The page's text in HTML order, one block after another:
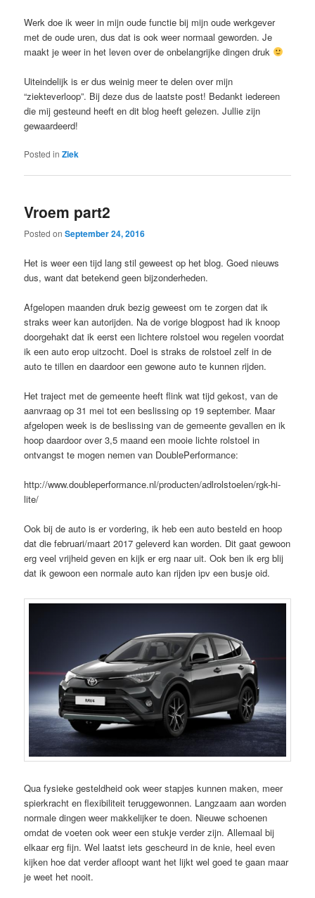
Werk doe ik weer in mijn oude functie bij mijn oude werkgever
met de oude uren, dus dat is ook weer normaal geworden. Je
maakt je weer in het leven over de onbelangrijke dingen druk
Uiteindelijk is er dus weinig meer te delen over mijn
“ziekteverloop”. Bij deze dus de laatste post! Bedankt iedereen
die mij gesteund heeft en dit blog heeft gelezen. Jullie zijn
gewaardeerd!
Posted in Ziek
Vroem part2
Posted onSeptember 24, 2016
Het is weer een tijd lang stil geweest op het blog. Goed nieuws
dus, want dat betekend geen bijzonderheden.
Afgelopen maanden druk bezig geweest om te zorgen dat ik
straks weer kan autorijden. Na de vorige blogpost had ik knoop
doorgehakt dat ik eerst een lichtere rolstoel wou regelen voordat
ik een auto erop uitzocht. Doel is straks de rolstoel zelf in de
auto te tillen en daardoor een gewone auto te kunnen rijden.
Het traject met de gemeente heeft flink wat tijd gekost, van de
aanvraag op 31 mei tot een beslissing op 19 september. Maar
afgelopen week is de beslissing van de gemeente gevallen en ik
hoop daardoor over 3,5 maand een mooie lichte rolstoel in
ontvangst te mogen nemen van DoublePerformance:
http://www.doubleperformance.nl/producten/adlrolstoelen/rgk-hi-
lite/
Ook bij de auto is er vordering, ik heb een auto besteld en hoop
dat die februari/maart 2017 geleverd kan worden. Dit gaat gewoon
erg veel vrijheid geven en kijk er erg naar uit. Ook ben ik erg blij
dat ik gewoon een normale auto kan rijden ipv een busje oid.
Qua fysieke gesteldheid ook weer stapjes kunnen maken, meer
spierkracht en flexibiliteit teruggewonnen. Langzaam aan worden
normale dingen weer makkelijker te doen. Nieuwe schoenen
omdat de voeten ook weer een stukje verder zijn. Allemaal bij
elkaar erg fijn. Wel laatst iets gescheurd in de knie, heel even
kijken hoe dat verder afloopt want het lijkt wel goed te gaan maar
je weet het nooit.